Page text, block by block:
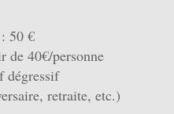
50 €
de 40€/personne
dégressif
retraite, etc.)